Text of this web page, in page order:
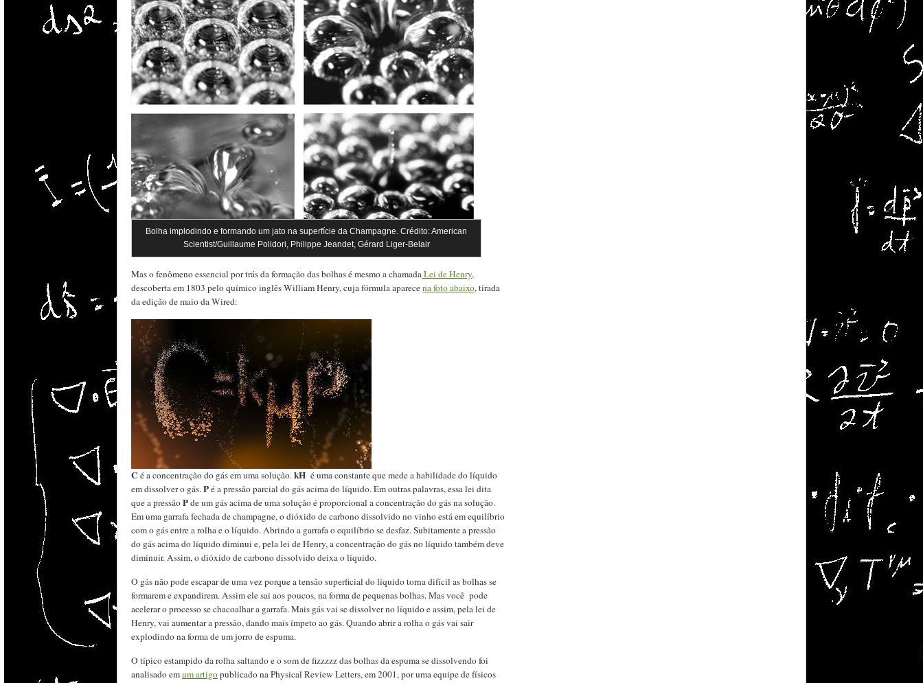
Bolha implodindo e formando um jato na superfície da Champagne. Crédito: American
Scientist/Guillaume Polidori, Philippe Jeandet, Gérard Liger-Belair
Mas o fenômeno essencial por trás da formação das bolhas é mesmo a chamadaLei de Henry,
descoberta em 1803 pelo químico inglês William Henry, cuja fórmula aparecena foto abaixo, tirada
da edição de maio da Wired:
C é a concentração do gás em uma solução.kH é uma constante que mede a habilidade do líquido
em dissolver o gás.Pé a pressão parcial do gás acima do líquido. Em outras palavras, essa lei dita
que a pressãoPde um gás acima de uma solução é proporcional a concentração do gás na solução.
Em uma garrafa fechada de champagne, o dióxido de carbono dissolvido no vinho está em equilíbrio
com o gás entre a rolha e o líquido. Abrindo a garrafa o equilíbrio se desfaz. Subitamente a pressão
do gás acima do líquido diminui e, pela lei de Henry, a concentração do gás no líquido também deve
diminuir. Assim, o dióxido de carbono dissolvido deixa o líquido.
O gás não pode escapar de uma vez porque a tensão superficial do líquido torna difícil as bolhas se
formarem e expandirem. Assim ele sai aos poucos, na forma de pequenas bolhas. Mas você pode
acelerar o processo se chacoalhar a garrafa. Mais gás vai se dissolver no líquido e assim, pela lei de
Henry, vai aumentar a pressão, dando mais ímpeto ao gás. Quando abrir a rolha o gás vai sair
explodindo na forma de um jorro de espuma.
O típico estampido da rolha saltando e o som de fizzzzz das bolhas da espuma se dissolvendo foi
analisado emum artigopublicado na Physical Review Letters, em 2001, por uma equipe de físicos